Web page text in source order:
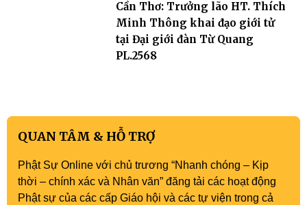
Cần Thơ: Trưởng lão HT. Thích
Minh Thông khai đạo giới tử
tại Đại giới đàn Từ Quang
PL.2568
QUAN TÂM & HỖ TRỢ
Phật Sự Online với chủ trương “Nhanh chóng – Kịp
thời – chính xác và Nhân văn” đăng tải các hoạt động
Phật sự của các cấp Giáo hội và các tự viện trong cả